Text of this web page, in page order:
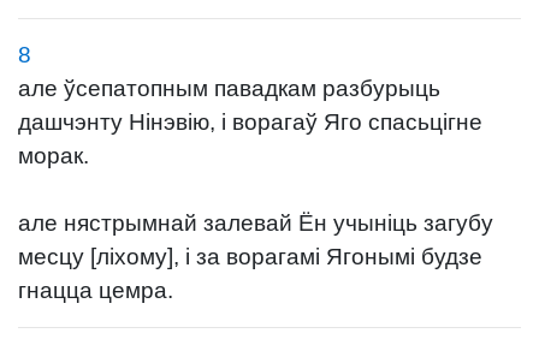
8
але ўсепатопным павадкам разбурыць
дашчэнту Нінэвію, і ворагаў Яго спасьцігне
морак.
але нястрымнай залевай Ён учыніць загубу
месцу [ліхому], і за ворагамі Ягонымі будзе
гнацца цемра.